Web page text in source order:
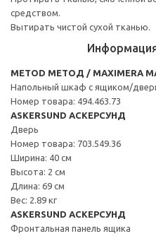
средством.
Вытирать чистой сухой тканью.
METOD МЕТОД / MAXIMERA
Напольный шкаф с ящиком/
Номер товара: 494.463.73
ASKERSUND АСКЕРСУНД
Дверь
Номер товара: 703.549.36
Ширина: 40 см
Высота: 2 см
Длина: 69 см
Вес: 2.89 кг
ASKERSUND АСКЕРСУНД
Фронтальная панель ящика